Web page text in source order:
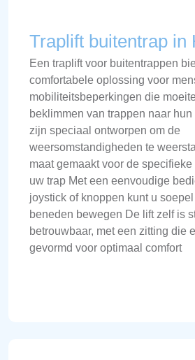
Traplift buitentrap in
Een traplift voor buitentrappen
comfortabele oplossing voor
mobiliteitsbeperkingen die
beklimmen van trappen naar
zijn speciaal ontworpen om de
weersomstandigheden te
maat gemaakt voor de
uw trap Met een eenvoudige
joystick of knoppen kunt u
beneden bewegen De lift zelf is
betrouwbaar, met een zitting die
gevormd voor optimaal comfort